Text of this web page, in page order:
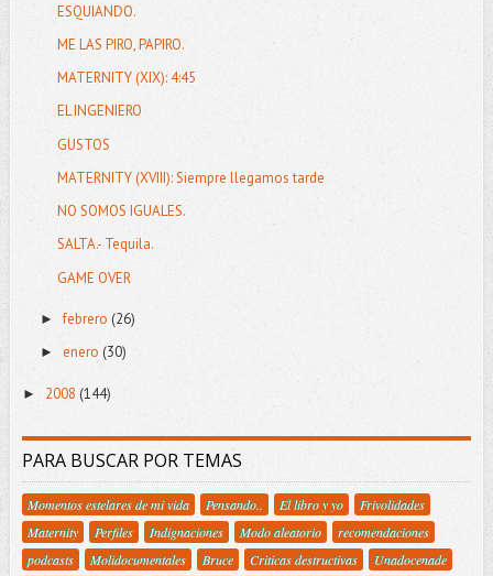
ESQUIANDO.
ME LAS PIRO, PAPIRO.
MATERNITY (XIX): 4:45
EL INGENIERO
GUSTOS
MATERNITY (XVIII): Siempre llegamos tarde
NO SOMOS IGUALES.
SALTA.- Tequila.
GAME OVER
►febrero (26)
► enero (30)
► 2008 (144)
PARA BUSCAR POR TEMAS
Momentos estelares de mi vida Pensando.. El libro y yo
Frivolidades
Maternity
Perfiles Indignaciones Modo aleatorio
recomendaciones
podcasts
Molidocumentales Bruce Criticas destructivas
Unadocenade